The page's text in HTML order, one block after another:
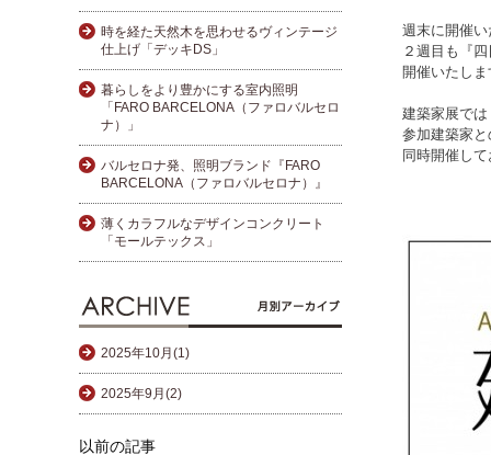
週末に開催
２週目も『
開催いたしま
建築家展では
参加建築家
同時開催し
時を経た天然木を思わせるヴィンテージ
仕上げ「デッキDS」
暮らしをより豊かにする室内照明
「FARO BARCELONA（ファロバルセロ
ナ）」
バルセロナ発、照明ブランド『FARO
BARCELONA（ファロバルセロナ）』
薄くカラフルなデザインコンクリート
「モールテックス」
2025年10月(1)
2025年9月(2)
以前の記事